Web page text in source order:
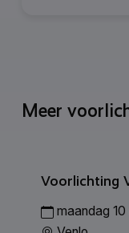
Meer
Voorlichting
maandag 10